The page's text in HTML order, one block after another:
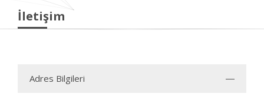
İletişim
Adres Bilgileri